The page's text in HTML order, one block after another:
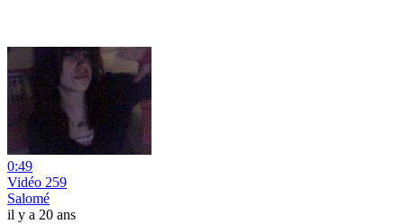
0:49
Vidéo 259
Salomé
il y a 20 ans